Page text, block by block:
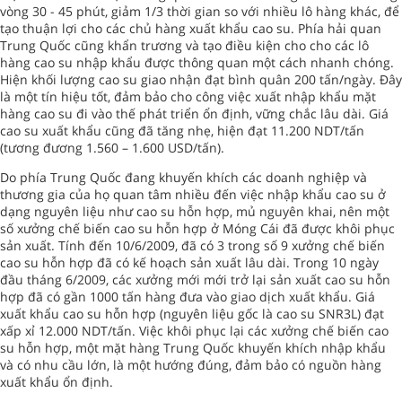
vòng 30 - 45 phút, giảm 1/3 thời gian so với nhiều lô hàng khác, để
tạo thuận lợi cho các chủ hàng xuất khẩu cao su. Phía hải quan
Trung Quốc cũng khẩn trương và tạo điều kiện cho cho các lô
hàng cao su nhập khẩu được thông quan một cách nhanh chóng.
Hiện khối lượng cao su giao nhận đạt bình quân 200 tấn/ngày. Đây
là một tín hiệu tốt, đảm bảo cho công việc xuất nhập khẩu mặt
hàng cao su đi vào thế phát triển ổn định, vững chắc lâu dài. Giá
cao su xuất khẩu cũng đã tăng nhẹ, hiện đạt 11.200 NDT/tấn
(tương đương 1.560 – 1.600 USD/tấn).
Do phía Trung Quốc đang khuyến khích các doanh nghiệp và
thương gia của họ quan tâm nhiều đến việc nhập khẩu cao su ở
dạng nguyên liệu như cao su hỗn hợp, mủ nguyên khai, nên một
số xưởng chế biến cao su hỗn hợp ở Móng Cái đã được khôi phục
sản xuất. Tính đến 10/6/2009, đã có 3 trong số 9 xưởng chế biến
cao su hỗn hợp đã có kế hoạch sản xuất lâu dài. Trong 10 ngày
đầu tháng 6/2009, các xưởng mới mới trở lại sản xuất cao su hỗn
hợp đã có gần 1000 tấn hàng đưa vào giao dịch xuất khẩu. Giá
xuất khẩu cao su hỗn hợp (nguyên liệu gốc là cao su SNR3L) đạt
xấp xỉ 12.000 NDT/tấn. Việc khôi phục lại các xưởng chế biến cao
su hỗn hợp, một mặt hàng Trung Quốc khuyến khích nhập khẩu
và có nhu cầu lớn, là một hướng đúng, đảm bảo có nguồn hàng
xuất khẩu ổn định.